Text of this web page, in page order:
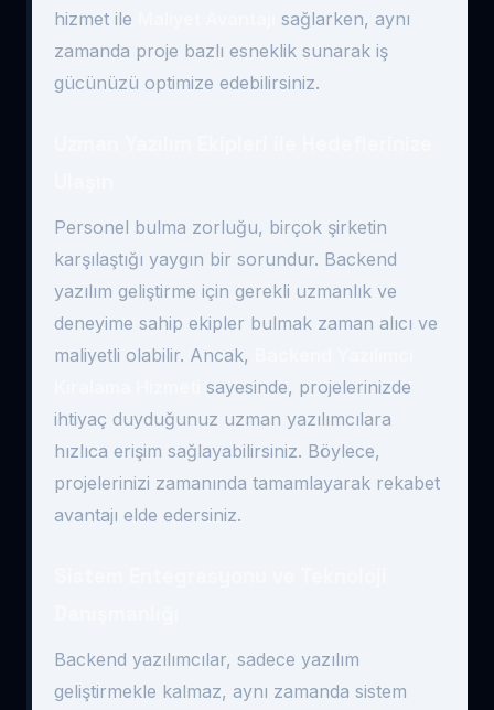
hizmet ile
sağlarken, aynı
zamanda proje bazlı esneklik sunarak iş
gücünüzü optimize edebilirsiniz.
Personel bulma zorluğu, birçok şirketin
karşılaştığı yaygın bir sorundur. Backend
yazılım geliştirme için gerekli uzmanlık ve
deneyime sahip ekipler bulmak zaman alıcı ve
maliyetli olabilir. Ancak,
sayesinde, projelerinizde
ihtiyaç duyduğunuz uzman yazılımcılara
hızlıca erişim sağlayabilirsiniz. Böylece,
projelerinizi zamanında tamamlayarak rekabet
avantajı elde edersiniz.
Backend yazılımcılar, sadece yazılım
geliştirmekle kalmaz, aynı zamanda sistem